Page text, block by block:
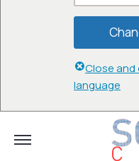
Close
language